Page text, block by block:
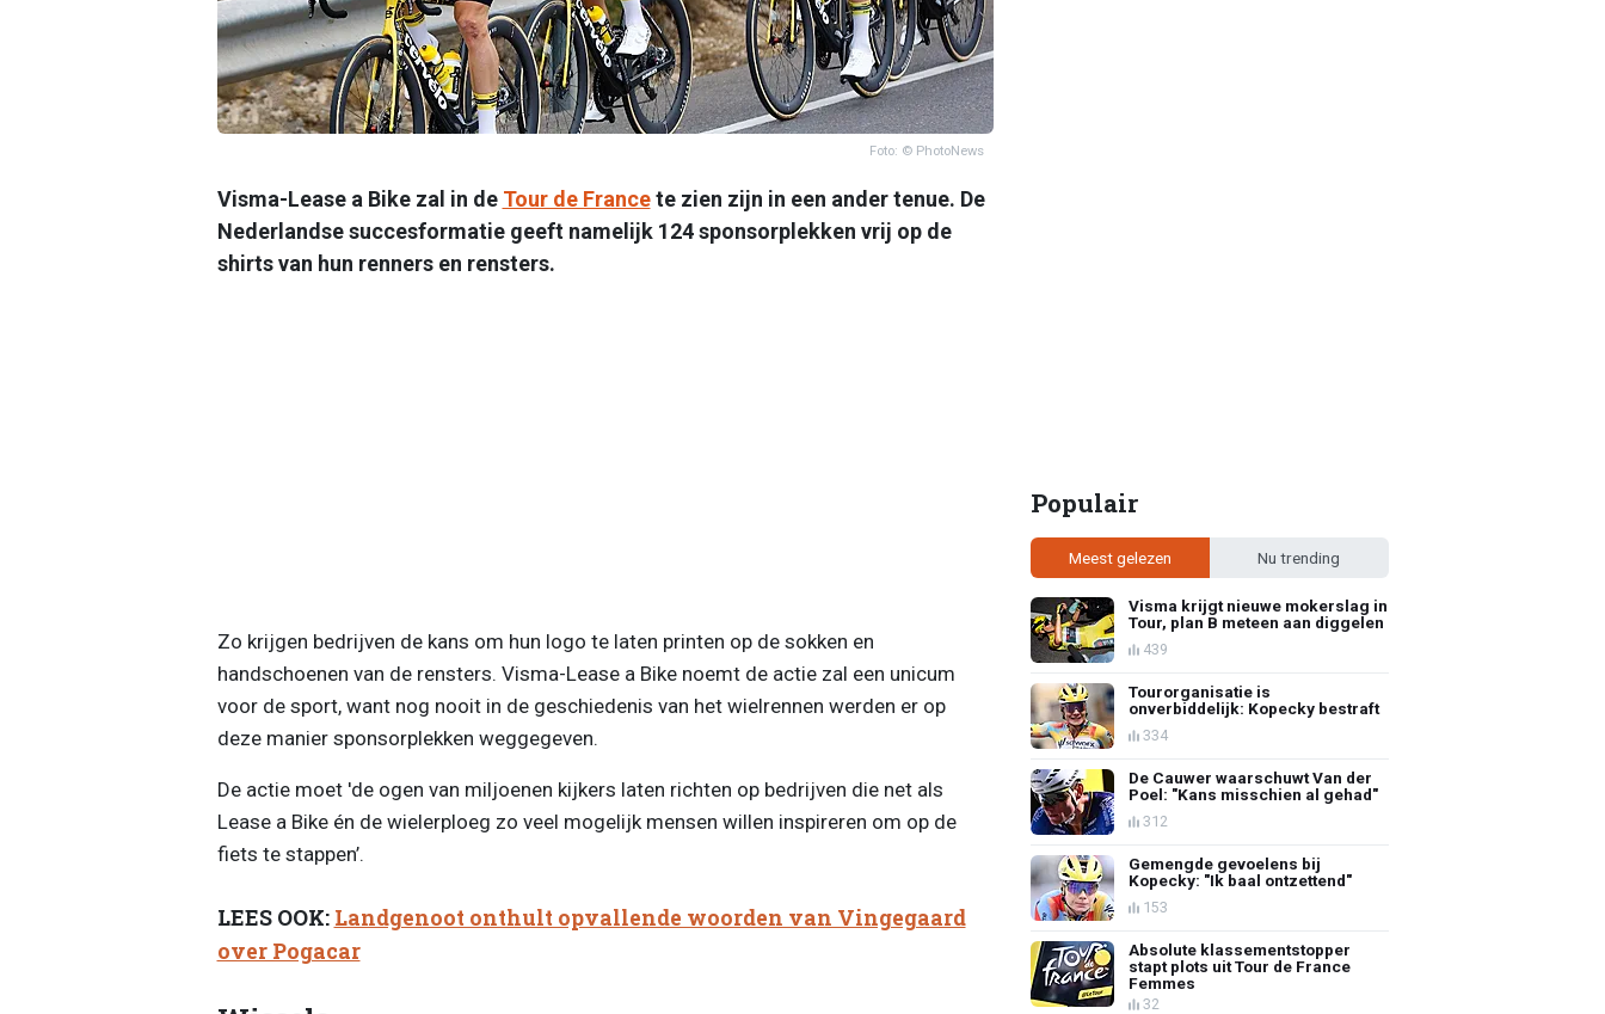
Foto: © PhotoNews
Visma-Lease a Bike zal in de Tour de Francete zien zijn in een ander tenue. De
Nederlandse succesformatie geeft namelijk 124 sponsorplekken vrij op de
shirts van hun renners en rensters.
Zo krijgen bedrijven de kans om hun logo te laten printen op de sokken en
handschoenen van de rensters. Visma-Lease a Bike noemt de actie zal een unicum
voor de sport, want nog nooit in de geschiedenis van het wielrennen werden er op
deze manier sponsorplekken weggegeven.
De actie moet 'de ogen van miljoenen kijkers laten richten op bedrijven die net als
Lease a Bike én de wielerploeg zo veel mogelijk mensen willen inspireren om op de
fiets te stappen’.
LEES OOK: Landgenoot onthult opvallende woorden van Vingegaard
over Pogacar
Populair
Meest gelezen Nu trending
Visma krijgt nieuwe mokerslag in
Tour, plan B meteen aan diggelen
439
Tourorganisatie is
onverbiddelijk: Kopecky bestraft
334
De Cauwer waarschuwt Van der
Poel: "Kans misschien al gehad"
312
Gemengde gevoelens bij
Kopecky: "Ik baal ontzettend"
153
Absolute klassementstopper
stapt plots uit Tour de France
Femmes
32